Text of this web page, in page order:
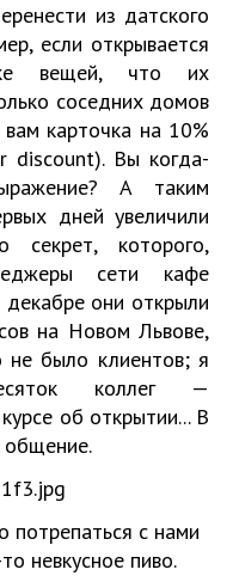
из датского
если открывается
вещей, что их
соседних домов
карточка на 10%
discount). Вы когда-
А таким
дней увеличили
секрет, которого,
сети кафе
они открыли
на Новом Львове,
не было клиентов; я
коллег —
об открытии... В
с нами
невкусное пиво.